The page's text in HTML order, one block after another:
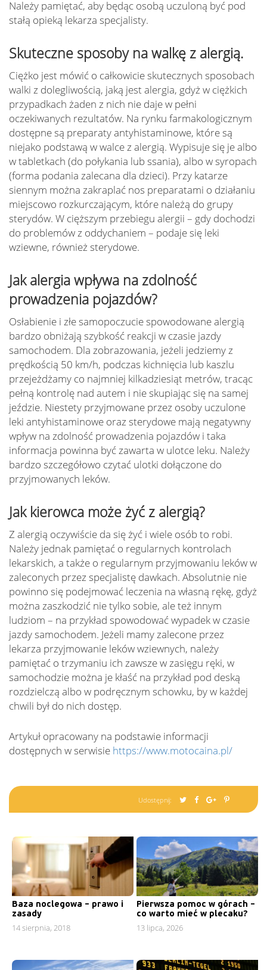
Należy pamiętać, aby będąc osobą uczuloną być pod
stałą opieką lekarza specjalisty.
Skuteczne sposoby na walkę z alergią.
Ciężko jest mówić o całkowicie skutecznych sposobach
walki z dolegliwością, jaką jest alergia, gdyż w ciężkich
przypadkach żaden z nich nie daje w pełni
oczekiwanych rezultatów. Na rynku farmakologicznym
dostępne są preparaty antyhistaminowe, które są
niejako podstawą w walce z alergią. Wypisuje się je albo
w tabletkach (do połykania lub ssania), albo w syropach
(forma podania zalecana dla dzieci). Przy katarze
siennym można zakraplać nos preparatami o działaniu
miejscowo rozkurczającym, które należą do grupy
sterydów. W cięższym przebiegu alergii – gdy dochodzi
do problemów z oddychaniem – podaje się leki
wziewne, również sterydowe.
Jak alergia wpływa na zdolność
prowadzenia pojazdów?
Osłabienie i złe samopoczucie spowodowane alergią
bardzo obniżają szybkość reakcji w czasie jazdy
samochodem. Dla zobrazowania, jeżeli jedziemy z
prędkością 50 km/h, podczas kichnięcia lub kaszlu
przejeżdżamy co najmniej kilkadziesiąt metrów, tracąc
pełną kontrolę nad autem i nie skupiając się na samej
jeździe. Niestety przyjmowane przez osoby uczulone
leki antyhistaminowe oraz sterydowe mają negatywny
wpływ na zdolność prowadzenia pojazdów i taka
informacja powinna być zawarta w ulotce leku. Należy
bardzo szczegółowo czytać ulotki dołączone do
przyjmowanych leków.
Jak kierowca może żyć z alergią?
Z alergią oczywiście da się żyć i wiele osób to robi.
Należy jednak pamiętać o regularnych kontrolach
lekarskich, a także o regularnym przyjmowaniu leków w
zaleconych przez specjalistę dawkach. Absolutnie nie
powinno się podejmować leczenia na własną rękę, gdyż
można zaszkodzić nie tylko sobie, ale też innym
ludziom – na przykład spowodować wypadek w czasie
jazdy samochodem. Jeżeli mamy zalecone przez
lekarza przyjmowanie leków wziewnych, należy
pamiętać o trzymaniu ich zawsze w zasięgu ręki, w
samochodzie można je kłaść na przykład pod deską
rozdzielczą albo w podręcznym schowku, by w każdej
chwili był do nich dostęp.
Artykuł opracowany na podstawie informacji
dostępnych w serwisie https://www.motocaina.pl/
Udostępnij:
Baza noclegowa – prawo i
zasady
14 sierpnia, 2018
Pierwsza pomoc w górach –
co warto mieć w plecaku?
13 lipca, 2026